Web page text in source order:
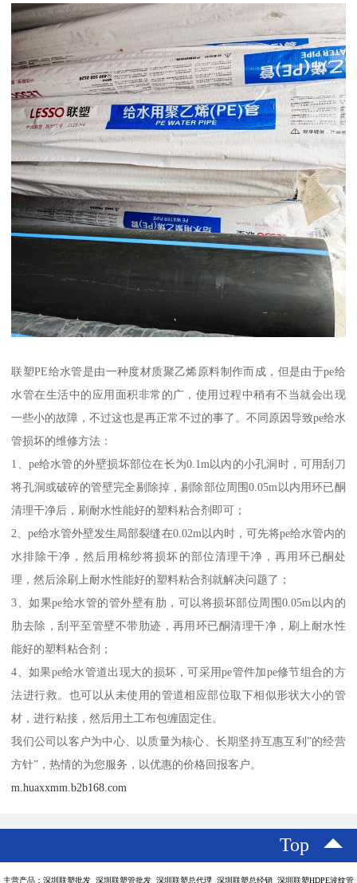
联塑PE给水管是由一种度材质聚乙烯原料制作而成，但是由于pe给
水管在生活中的应用面积非常的广，使用过程中稍有不当就会出现
一些小的故障，不过这也是再正常不过的事了。不同原因导致pe给水
管损坏的维修方法：
1、pe给水管的外壁损坏部位在长为0.1m以内的小孔洞时，可用刮刀
将孔洞或破碎的管壁完全剔除掉，剔除部位周围0.05m以内用环已酮
清理干净后，刷耐水性能好的塑料粘合剂即可；
2、pe给水管外壁发生局部裂缝在0.02m以内时，可先将pe给水管内的
水排除干净，然后用棉纱将损坏的部位清理干净，再用环已酮处
理，然后涂刷上耐水性能好的塑料粘合剂就解决问题了；
3、如果pe给水管的管外壁有肋，可以将损坏部位周围0.05m以内的
肋去除，刮平至管壁不带肋迹，再用环已酮清理干净，刷上耐水性
能好的塑料粘合剂；
4、如果pe给水管道出现大的损坏，可采用pe管件加pe修节组合的方
法进行救。也可以从未使用的管道相应部位取下相似形状大小的管
材，进行粘接，然后用土工布包缠固定住。
我们公司以客户为中心、以质量为核心、长期坚持互惠互利”的经营
方针”，热情的为您服务，以优惠的价格回报客户。
m.huaxxmm.b2b168.com
Top
主营产品：深圳联塑批发 深圳联塑管批发 深圳联塑总代理 深圳联塑总经销 深圳联塑HDPE波纹管